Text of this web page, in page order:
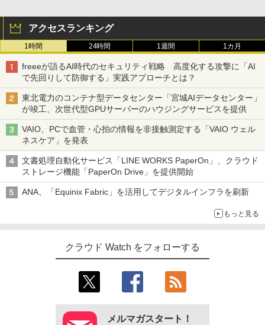
アクセスランキング
1時間 24時間 1週間 1カ月
freeeが語るAI時代のセキュリティ戦略 高度化する攻撃に「AI
で先回りして防御する」実践アプローチとは？
東北電力のコンテナ型データセンター「宮城AIデータセンター」
が竣工、次世代型GPUサーバーのハウジングサービスを提供
VAIO、PCで血管・心拍の情報を非接触測定する「VAIO ウェル
ネスケア」を発表
文書処理自動化サービス「LINE WORKS PaperOn」、クラウド
ストレージ機能「PaperOn Drive」を提供開始
ANA、「Equinix Fabric」を活用してデジタルインフラを刷新
もっと見る
クラウド Watch をフォローする
メルマガスタート！